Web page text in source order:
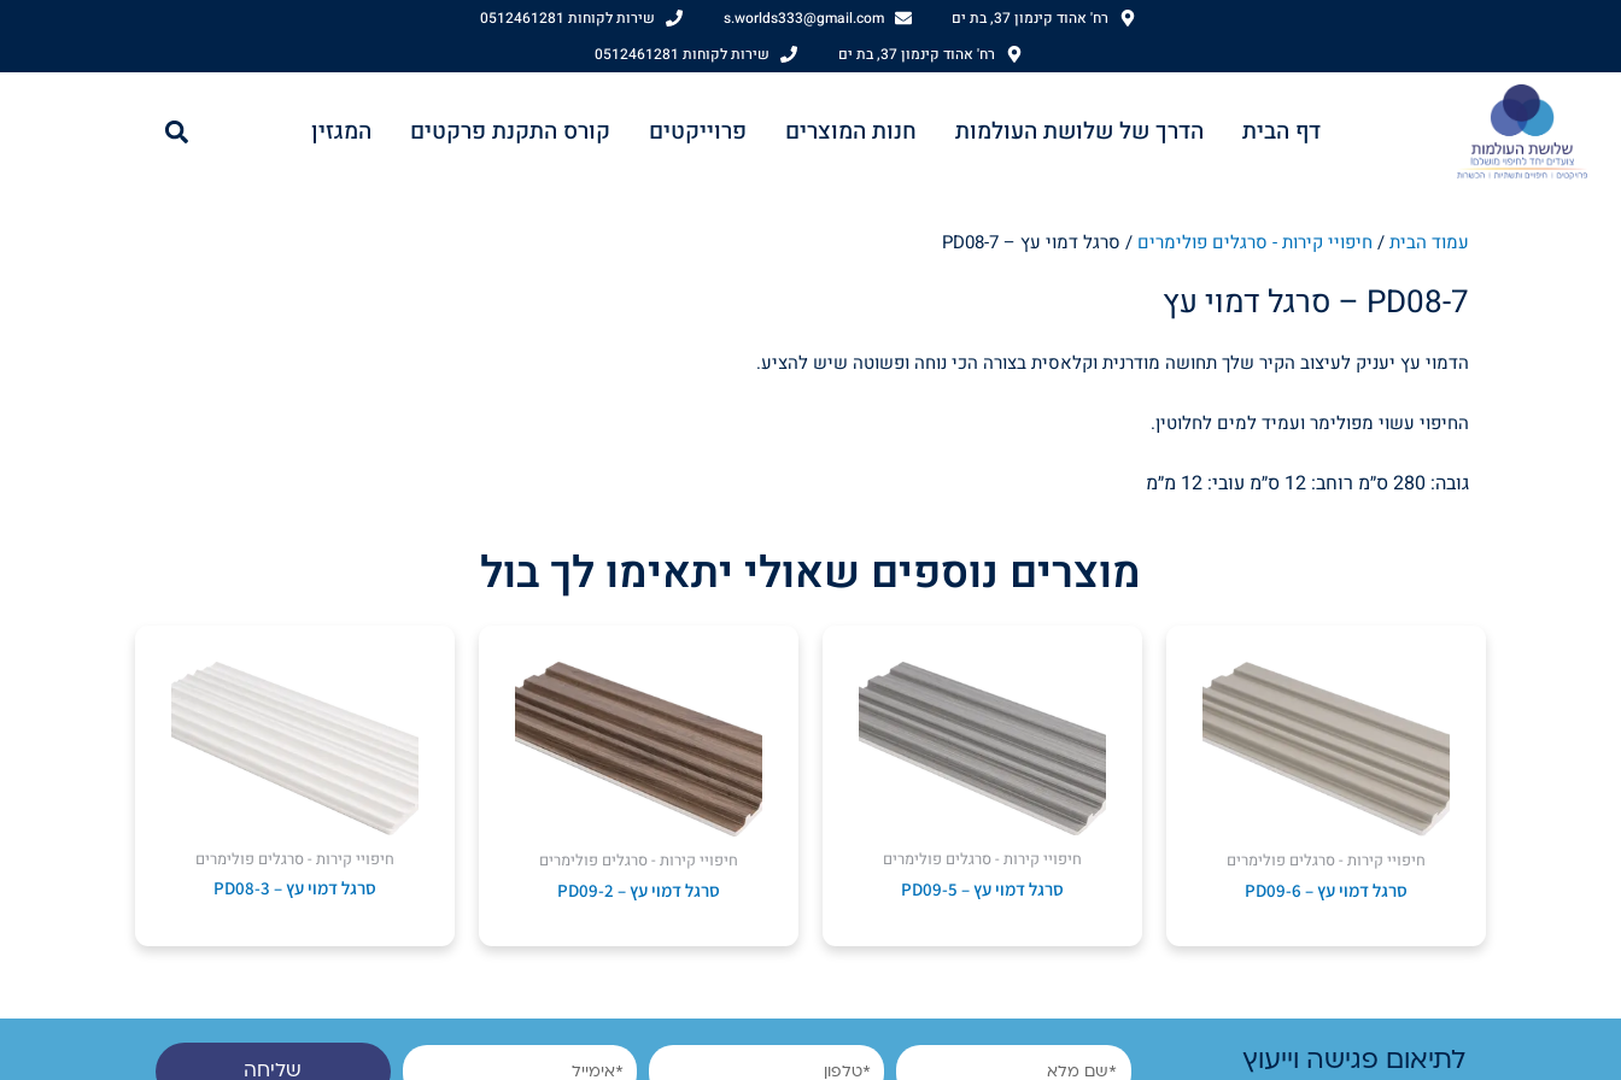
רח' אהוד קינמון 37, בת ים s.worlds333@gmail.com
שירות לקוחות 0512461281
רח' אהוד קינמון 37, בת ים
שירות לקוחות 0512461281
דף הבית הדרך של שלושת העולמות חנות המוצרים פרוייקטים קורס התקנת פרקטים המגזין חיפוש
עמוד הבית/ חיפויי קירות - סרגלים פולימרים / סרגל דמוי עץ – PD08-7
סרגל דמוי עץ – PD08-7
הדמוי עץ יעניק לעיצוב הקיר שלך תחושה מודרנית וקלאסית בצורה הכי נוחה ופשוטה שיש להציע.
החיפוי עשוי מפולימר ועמיד למים לחלוטין.
גובה: 280 ס״מ רוחב: 12 ס״מ עובי: 12 מ״מ
מוצרים נוספים שאולי יתאימו לך בול
חיפויי קירות - סרגלים פולימרים
סרגל דמוי עץ – PD09-6
חיפויי קירות - סרגלים פולימרים
סרגל דמוי עץ – PD09-5
חיפויי קירות - סרגלים פולימרים
סרגל דמוי עץ – PD09-2
חיפויי קירות - סרגלים פולימרים
סרגל דמוי עץ – PD08-3
לתיאום פגישה וייעוץ שם טלפון אימייל
שליחה